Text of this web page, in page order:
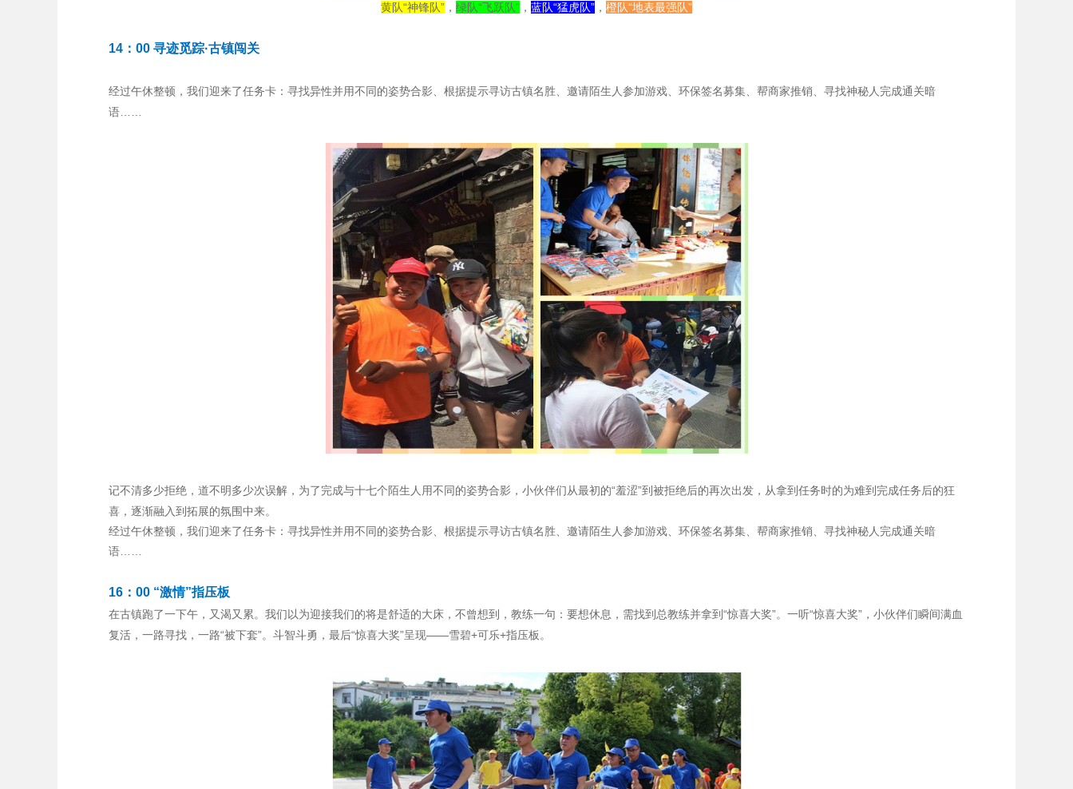
黄队“神锋队” ， 绿队“飞跃队” ， 蓝队“猛虎队” ， 橙队“地表最强队”
14：00 寻迹觅踪·古镇闯关
经过午休整顿，我们迎来了任务卡：寻找异性并用不同的姿势合影、根据提示寻访古镇名胜、邀请陌生人参加游戏、环保签名募集、帮商家推销、寻找神秘人完成通关暗
语……
记不清多少拒绝，道不明多少次误解，为了完成与十七个陌生人用不同的姿势合影，小伙伴们从最初的“羞涩”到被拒绝后的再次出发，从拿到任务时的为难到完成任务后的狂
喜，逐渐融入到拓展的氛围中来。
经过午休整顿，我们迎来了任务卡：寻找异性并用不同的姿势合影、根据提示寻访古镇名胜、邀请陌生人参加游戏、环保签名募集、帮商家推销、寻找神秘人完成通关暗
语……
16：00 “激情”指压板
在古镇跑了一下午，又渴又累。我们以为迎接我们的将是舒适的大床，不曾想到，教练一句：要想休息，需找到总教练并拿到“惊喜大奖”。 一听“惊喜大奖”，小伙伴们瞬间满血
复活，一路寻找，一路“被下套”。斗智斗勇，最后“惊喜大奖”呈现——雪碧+可乐+指压板。